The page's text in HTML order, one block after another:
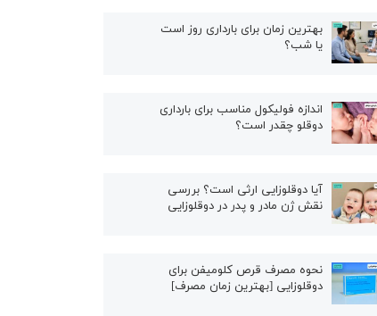
بهترین زمان برای بارداری روز است
یا شب؟
اندازه فولیکول مناسب برای بارداری
دوقلو چقدر است؟
آیا دوقلوزایی ارثی است؟ بررسی
نقش ژن مادر و پدر در دوقلوزایی
نحوه مصرف قرص کلومیفن برای
دوقلوزایی [بهترین زمان مصرف]